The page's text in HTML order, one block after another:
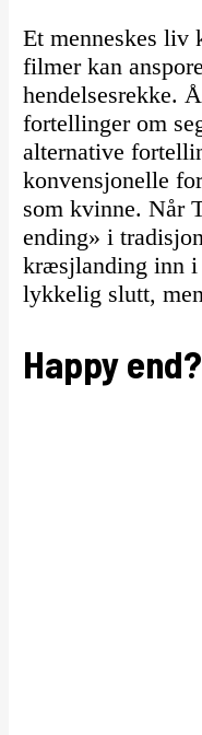
Et menneskes
filmer kan
hendelsesrekke.
fortellinger om
alternative
konvensjonelle
som kvinne. Når
ending» i
kræsjlanding inn i
lykkelig slutt,
Happy end?